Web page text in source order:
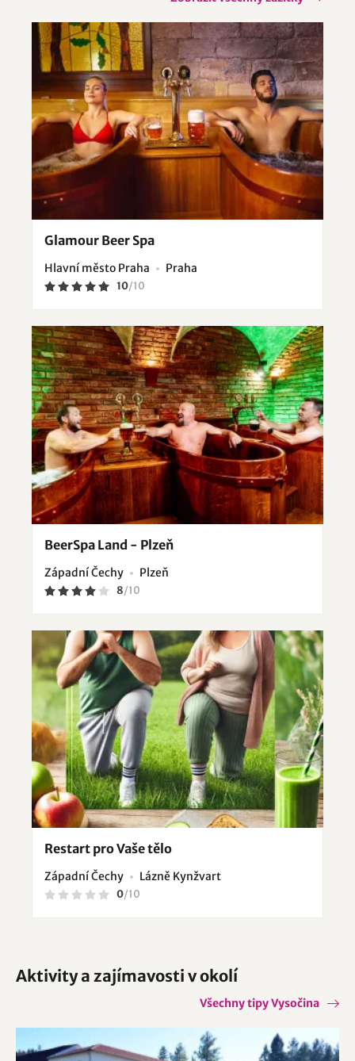
Glamour Beer Spa
Hlavní město Praha Praha
10/10
BeerSpa Land - Plzeň
Západní Čechy Plzeň
8/10
Restart pro Vaše tělo
Západní Čechy Lázně Kynžvart
0/10
Aktivity a zajímavosti v okolí
Všechny tipy Vysočina